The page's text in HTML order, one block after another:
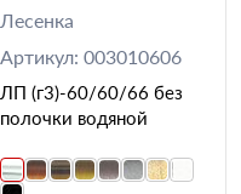
Лесенка
Артикул: 003010606
ЛП (г3)-60/60/66 без
полочки водяной